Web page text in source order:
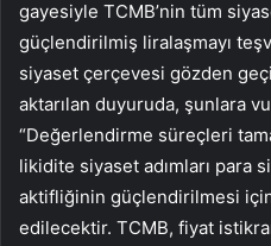
gayesiyle TCMB’nin tüm
güçlendirilmiş liralaşmayı
siyaset çerçevesi gözden
aktarılan duyuruda, şunlara
“Değerlendirme süreçleri
likidite siyaset adımları para
aktifliğinin güçlendirilmesi
edilecektir. TCMB, fiyat